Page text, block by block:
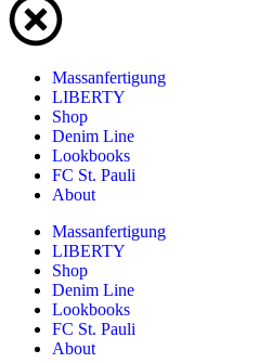
Massanfertigung
LIBERTY
Shop
Denim Line
Lookbooks
FC St. Pauli
About
Massanfertigung
LIBERTY
Shop
Denim Line
Lookbooks
FC St. Pauli
About